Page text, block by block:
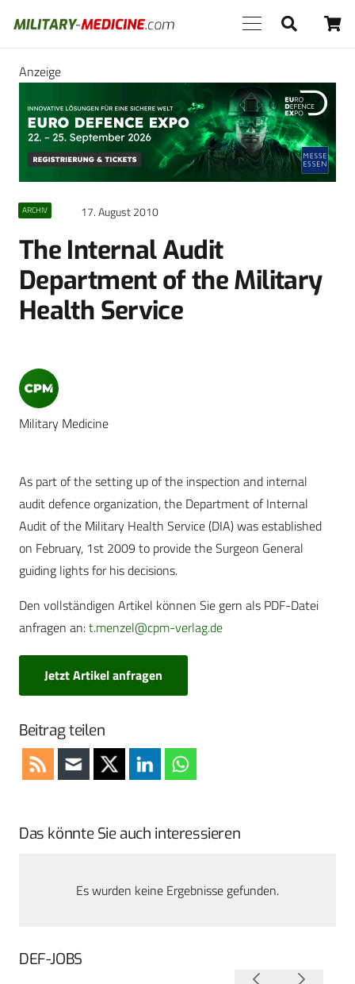
Anzeige
ARCHIV 17. August 2010
The Internal Audit
Department of the Military
Health Service
Military Medicine
As part of the setting up of the inspection and internal
audit defence organization, the Department of Internal
Audit of the Military Health Service (DIA) was established
on February, 1st 2009 to provide the Surgeon General
guiding lights for his decisions.
Den vollständigen Artikel können Sie gern als PDF-Datei
anfragen an:t.menzel@cpm-verlag.de
Jetzt Artikel anfragen
Beitrag teilen
Das könnte Sie auch interessieren
Es wurden keine Ergebnisse gefunden.
DEF-JOBS